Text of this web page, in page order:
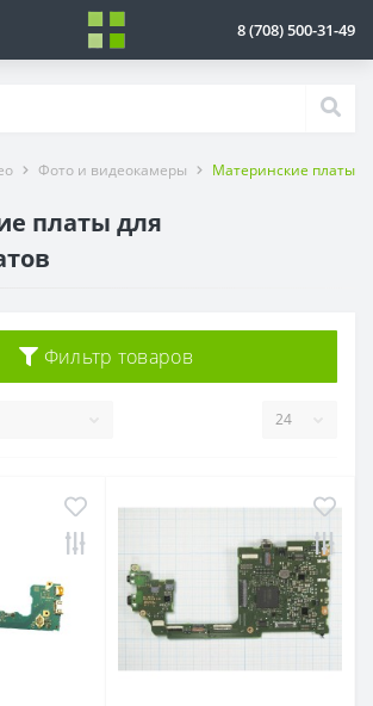
8 (708) 500-31-49
Фото и видеокамеры Материнские платы
платы для
Фильтр товаров